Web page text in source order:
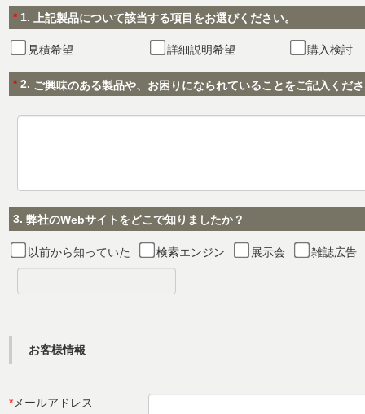
* 1. 上記製品について該当する項目をお選びください。
見積希望 詳細説明希望 購入検討
* 2. ご興味のある製品や、お困りになられていることをご記入くだ
3. 弊社のWebサイトをどこで知りましたか？
以前から知っていた 検索エンジン 展示会 雑誌広告
お客様情報
*メールアドレス